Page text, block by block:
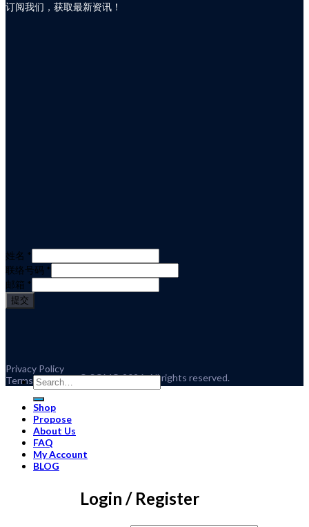
订阅我们，获取最新资讯！
姓名 *
联络号码 *
邮箱 *
提交
© SOMO 2026. All rights reserved.
Privacy Policy
Terms and Conditions
Search
for:
Shop
Propose
About Us
FAQ
My Account
BLOG
Login / Register